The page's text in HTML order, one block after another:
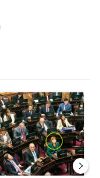
apuntó contra
de tendencia con